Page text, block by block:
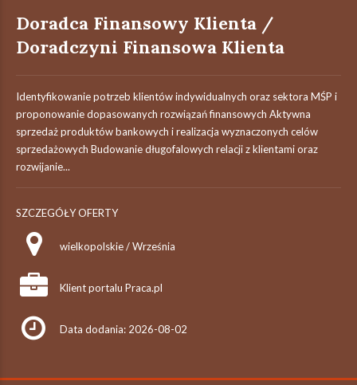
Doradca Finansowy Klienta /
Doradczyni Finansowa Klienta
Identyfikowanie potrzeb klientów indywidualnych oraz sektora MŚP i
proponowanie dopasowanych rozwiązań finansowych Aktywna
sprzedaż produktów bankowych i realizacja wyznaczonych celów
sprzedażowych Budowanie długofalowych relacji z klientami oraz
rozwijanie...
SZCZEGÓŁY OFERTY
wielkopolskie / Września
Klient portalu Praca.pl
Data dodania: 2026-08-02